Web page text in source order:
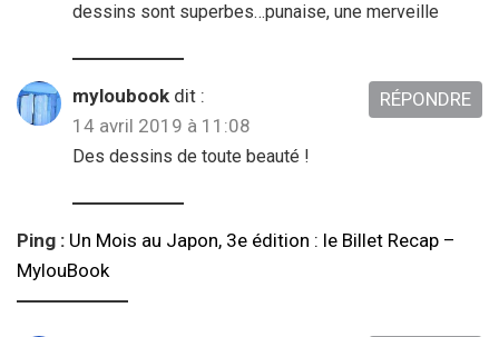
dessins sont superbes…punaise, une merveille
myloubook dit :
14 avril 2019 à 11:08
Des dessins de toute beauté !
RÉPONDRE
Ping : Un Mois au Japon, 3e édition : le Billet Recap –
MylouBook